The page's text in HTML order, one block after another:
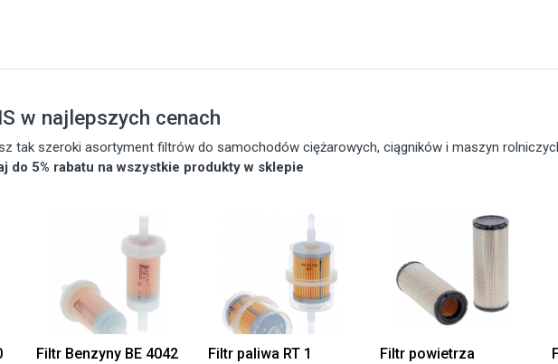
w najlepszych cenach
tak szeroki asortyment filtrów do samochodów ciężarowych, ciągników i maszyn
do 5% rabatu na wszystkie produkty w sklepie
Filtr Benzyny BE 4042 Filtr paliwa RT 1
Filtr powietrza